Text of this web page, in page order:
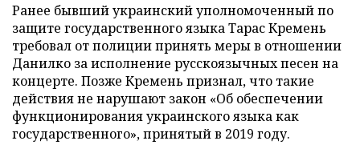
Ранее бывший украинский уполномоченный по
защите государственного языка Тарас Кремень
требовал от полиции принять меры в отношении
Данилко за исполнение русскоязычных песен на
концерте. Позже Кремень признал, что такие
действия не нарушают закон «Об обеспечении
функционирования украинского языка как
государственного», принятый в 2019 году.